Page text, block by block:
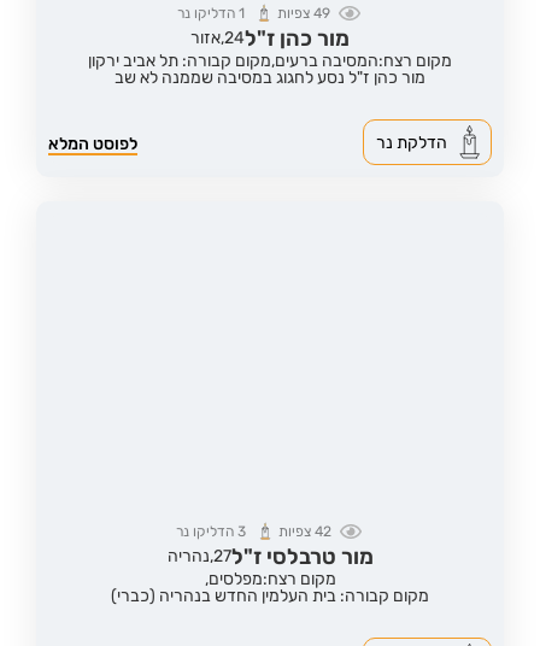
49צפיות 1 הדליקו נר
מור כהן ז"ל24,אזור
מקום רצח:המסיבה ברעים,מקום קבורה: תל אביב ירקון
מור כהן ז"ל נסע לחגוג במסיבה שממנה לא שב
לפוסט המלא הדלקת נר
42צפיות 3 הדליקו נר
מור טרבלסי ז"ל27, נהריה
מקום רצח:מפלסים,
מקום קבורה: בית העלמין החדש בנהריה (כברי)